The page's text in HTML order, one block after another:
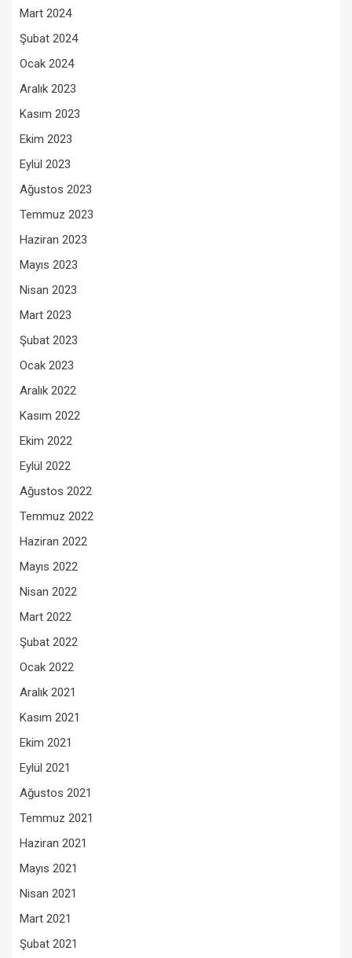
Mart 2024
Şubat 2024
Ocak 2024
Aralık 2023
Kasım 2023
Ekim 2023
Eylül 2023
Ağustos 2023
Temmuz 2023
Haziran 2023
Mayıs 2023
Nisan 2023
Mart 2023
Şubat 2023
Ocak 2023
Aralık 2022
Kasım 2022
Ekim 2022
Eylül 2022
Ağustos 2022
Temmuz 2022
Haziran 2022
Mayıs 2022
Nisan 2022
Mart 2022
Şubat 2022
Ocak 2022
Aralık 2021
Kasım 2021
Ekim 2021
Eylül 2021
Ağustos 2021
Temmuz 2021
Haziran 2021
Mayıs 2021
Nisan 2021
Mart 2021
Şubat 2021